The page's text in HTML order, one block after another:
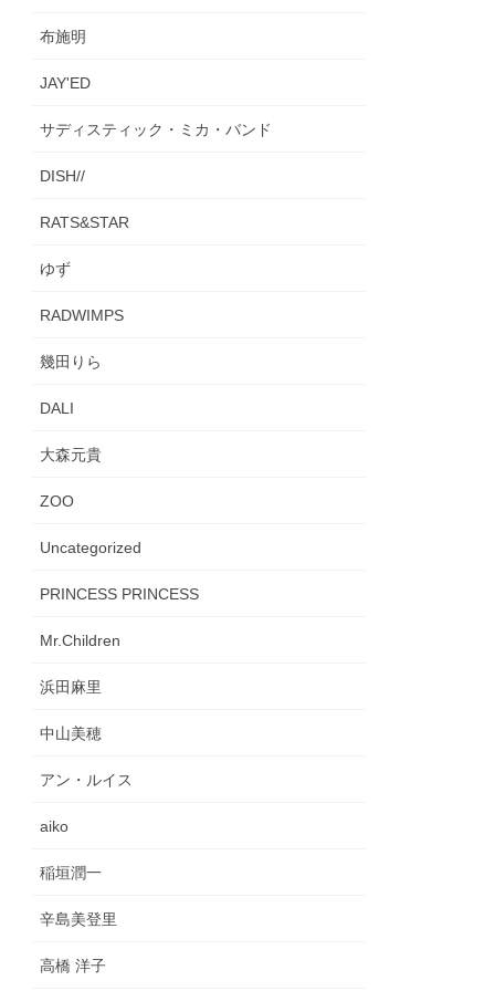
布施明
JAY'ED
サディスティック・ミカ・バンド
DISH//
RATS&STAR
ゆず
RADWIMPS
幾田りら
DALI
大森元貴
ZOO
Uncategorized
PRINCESS PRINCESS
Mr.Children
浜田麻里
中山美穂
アン・ルイス
aiko
稲垣潤一
辛島美登里
高橋 洋子